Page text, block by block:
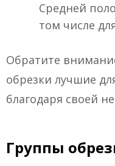
Средней
том числе
Обратите
обрезки лучшие
благодаря своей
Группы